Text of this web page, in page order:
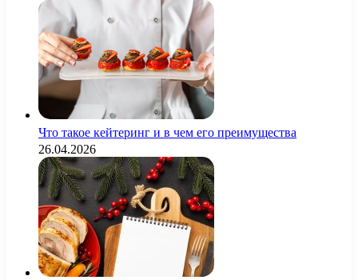
Что такое кейтеринг и в чем его преимущества
26.04.2026